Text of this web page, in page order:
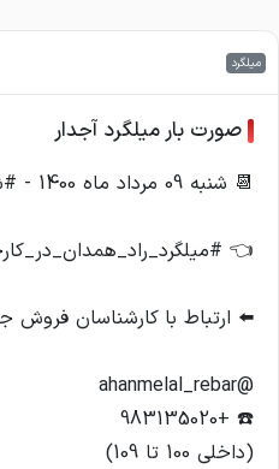
میلگرد
صورت بار میلگرد آجدار
(داخلی 100 تا 109)